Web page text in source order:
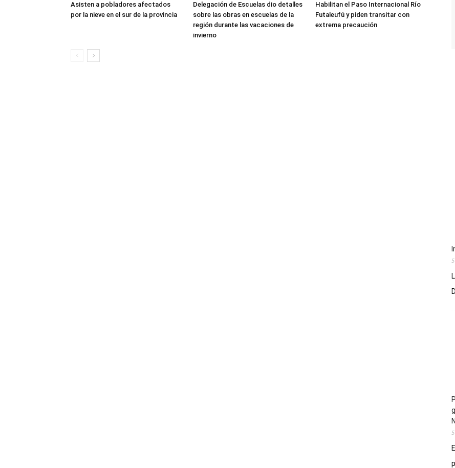
Asisten a pobladores afectados
por la nieve en el sur de la provincia
Delegación de Escuelas dio detalles
sobre las obras en escuelas de la
región durante las vacaciones de
invierno
Habilitan el Paso Internacional Río
Futaleufú y piden transitar con
extrema precaución